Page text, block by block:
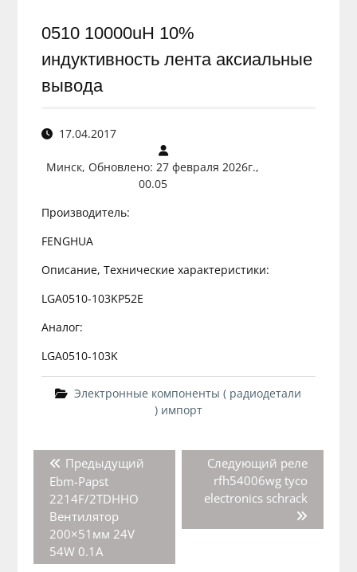
0510 10000uH 10%
индуктивность лента аксиальные
вывода
17.04.2017
Минск, Обновлено: 27 февраля 2026г.,
00.05
Производитель:
FENGHUA
Описание, Технические характеристики:
LGA0510-103KP52E
Аналог:
LGA0510-103K
Электронные компоненты ( радиодетали
) импорт
записям
Предыдущий Предыдущая
Ebm-Papst
2214F/2TDHHO
Вентилятор
200×51мм 24V
54W 0.1A
Следующий Следующая
запись:
реле
rfh54006wg tyco
electronics schrack